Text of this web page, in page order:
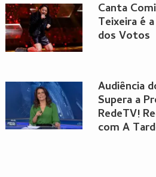
Canta
Teixeira é
dos Votos
Audiência
Supera a
RedeTV!
com A